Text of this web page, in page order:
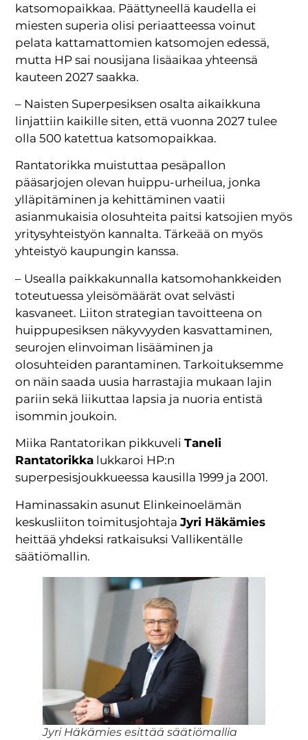
katsomopaikkaa. Päättyneellä kaudella ei
miesten superia olisi periaatteessa voinut
pelata kattamattomien katsomojen edessä,
mutta HP sai nousijana lisäaikaa yhteensä
kauteen 2027 saakka.
– Naisten Superpesiksen osalta aikaikkuna
linjattiin kaikille siten, että vuonna 2027 tulee
olla 500 katettua katsomopaikkaa.
Rantatorikka muistuttaa pesäpallon
pääsarjojen olevan huippu-urheilua, jonka
ylläpitäminen ja kehittäminen vaatii
asianmukaisia olosuhteita paitsi katsojien myös
yritysyhteistyön kannalta. Tärkeää on myös
yhteistyö kaupungin kanssa.
– Usealla paikkakunnalla katsomohankkeiden
toteutuessa yleisömäärät ovat selvästi
kasvaneet. Liiton strategian tavoitteena on
huippupesiksen näkyvyyden kasvattaminen,
seurojen elinvoiman lisääminen ja
olosuhteiden parantaminen. Tarkoituksemme
on näin saada uusia harrastajia mukaan lajin
pariin sekä liikuttaa lapsia ja nuoria entistä
isommin joukoin.
Miika Rantatorikan pikkuveliTaneli
Rantatorikka lukkaroi HP:n
superpesisjoukkueessa kausilla 1999 ja 2001.
Haminassakin asunut Elinkeinoelämän
keskusliiton toimitusjohtajaJyri Häkämies
heittää yhdeksi ratkaisuksi Vallikentälle
säätiömallin.
Jyri Häkämies esittää säätiömallia